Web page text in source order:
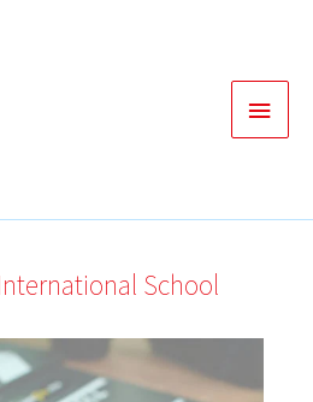
School